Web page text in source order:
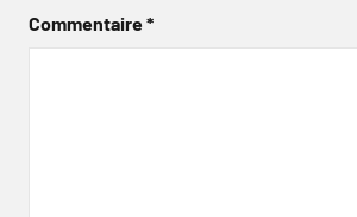
Commentaire*